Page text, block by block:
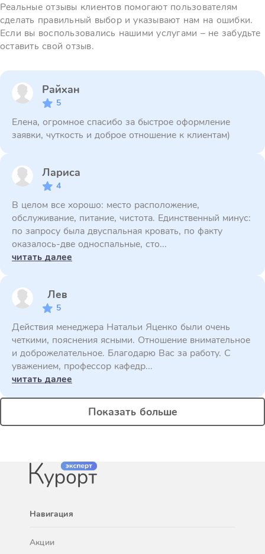
Реальные отзывы клиентов помогают пользователям
сделать правильный выбор и указывают нам на ошибки.
Если вы воспользовались нашими услугами – не забудьте
оставить свой отзыв.
Райхан
5
Елена, огромное спасибо за быстрое оформление
заявки, чуткость и доброе отношение к клиентам)
Лариса
4
В целом все хорошо: место расположение,
обслуживание, питание, чистота. Единственный минус:
по запросу была двуспальная кровать, по факту
оказалось-две односпальные, сто...
читать далее
Лев
5
Действия менеджера Натальи Яценко были очень
четкими, пояснения ясными. Отношение внимательное
и доброжелательное. Благодарю Вас за работу. С
уважением, профессор кафедр...
читать далее
Показать больше
Навигация
Акции